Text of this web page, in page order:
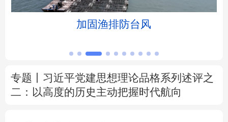
辽宁 吉林 上海 江苏
广东 广西 海南
多彩活动迎接全民健
专题丨 习近平党建思想理论品格系列述评之
二：以高度的历史主动把握时代航向